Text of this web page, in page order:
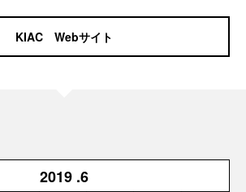
KIAC Webサイト
2019 .6